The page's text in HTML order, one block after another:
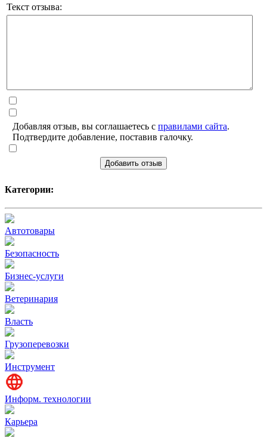
Текст отзыва:
Добавляя отзыв, вы соглашаетесь с правилами сайта.
Подтвердите добавление, поставив галочку.
Добавить отзыв
Категории:
Автотовары
Безопасность
Бизнес-услуги
Ветеринария
Власть
Грузоперевозки
Инструмент
Информ. технологии
Карьера